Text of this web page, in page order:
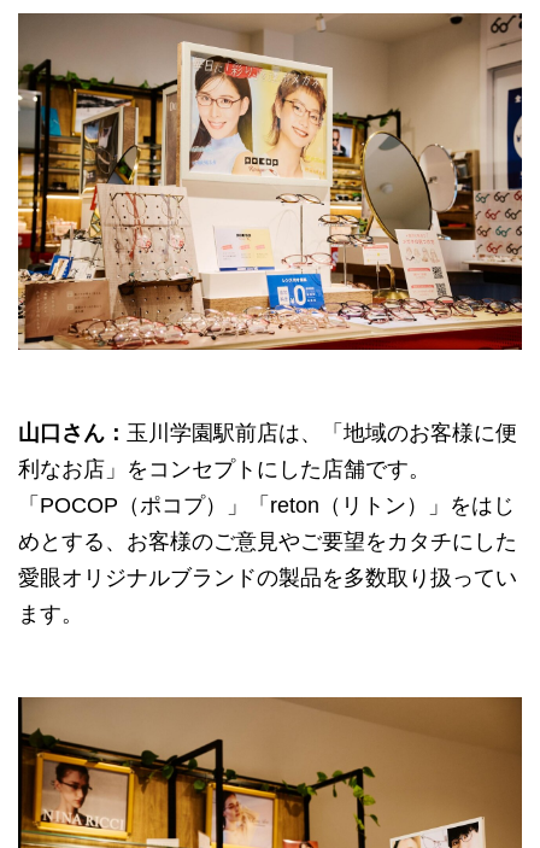
山口さん： 玉川学園駅前店は、「地域のお客様に便
利なお店」をコンセプトにした店舗です。
「POCOP（ポコプ）」「reton（リトン）」をはじ
めとする、お客様のご意見やご要望をカタチにした
愛眼オリジナルブランドの製品を多数取り扱ってい
ます。